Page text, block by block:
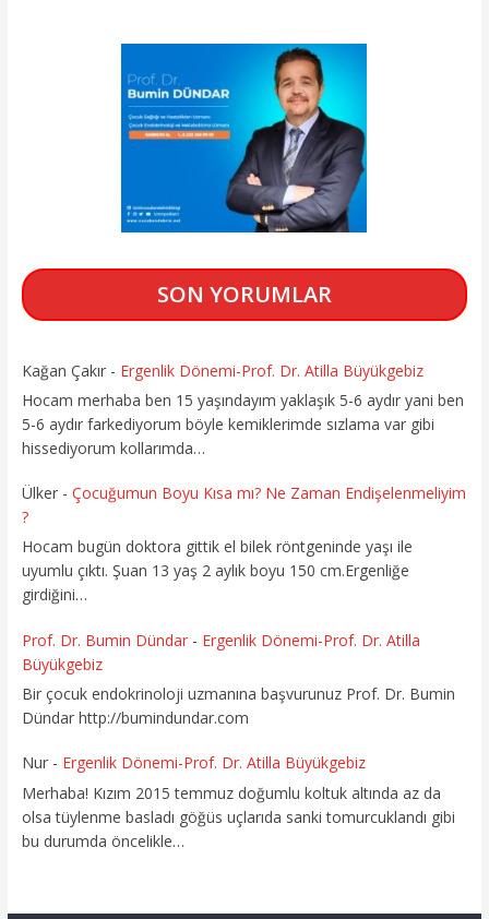
SON YORUMLAR
Kağan Çakır- Ergenlik Dönemi-Prof. Dr. Atilla Büyükgebiz
Hocam merhaba ben 15 yaşındayım yaklaşık 5-6 aydır yani ben
5-6 aydır farkediyorum böyle kemiklerimde sızlama var gibi
hissediyorum kollarımda…
Ülker- Çocuğumun Boyu Kısa mı? Ne Zaman Endişelenmeliyim
?
Hocam bugün doktora gittik el bilek röntgeninde yaşı ile
uyumlu çıktı. Şuan 13 yaş 2 aylık boyu 150 cm.Ergenliğe
girdiğini…
Prof. Dr. Bumin Dündar- Ergenlik Dönemi-Prof. Dr. Atilla
Büyükgebiz
Bir çocuk endokrinoloji uzmanına başvurunuz Prof. Dr. Bumin
Dündar http://bumindundar.com
Nur- Ergenlik Dönemi-Prof. Dr. Atilla Büyükgebiz
Merhaba! Kızım 2015 temmuz doğumlu koltuk altında az da
olsa tüylenme basladı göğüs uçlarıda sanki tomurcuklandı gibi
bu durumda öncelikle…